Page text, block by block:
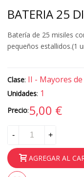
BATERIA 25
Batería de 25 misiles
pequeños estallidos.(1
Clase: II - Mayores
Unidades: 1
Precio:5,00 €
- +
AGREGAR AL